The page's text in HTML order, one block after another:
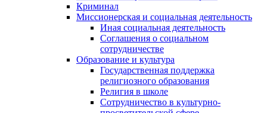
Криминал
Миссионерская и социальная деятельность
Иная социальная деятельность
Соглашения о социальном
сотрудничестве
Образование и культура
Государственная поддержка
религиозного образования
Религия в школе
Сотрудничество в культурно-